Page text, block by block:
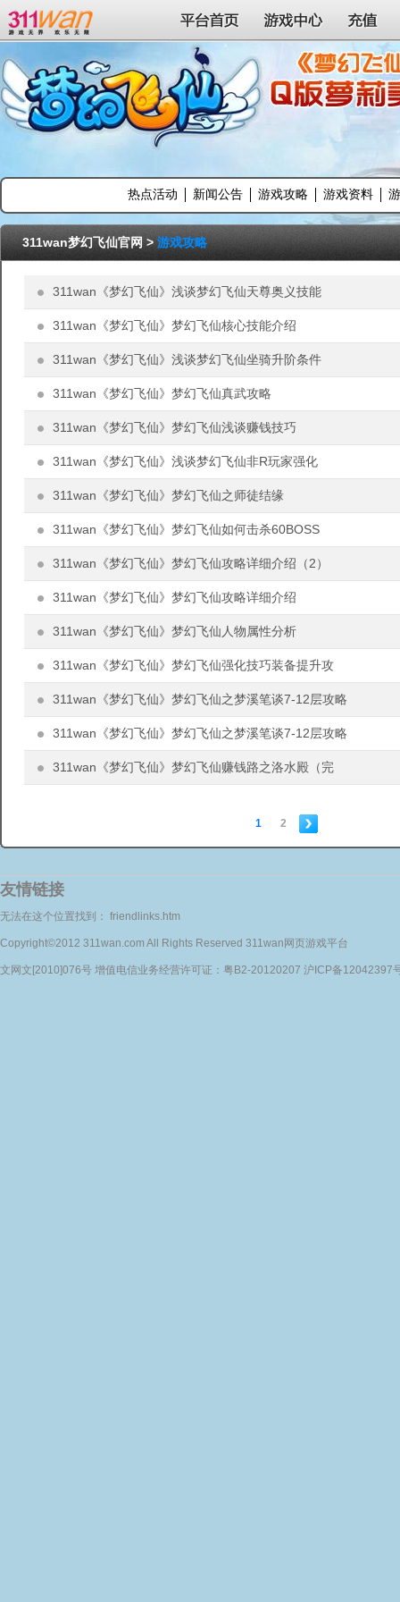
311wan平台 平台首页 游戏中心 充值
热点活动 新闻公告 游戏攻略 游戏资料
311wan梦幻飞仙官网>游戏攻略
311wan《梦幻飞仙》浅谈梦幻飞仙天尊奥义技能
311wan《梦幻飞仙》梦幻飞仙核心技能介绍
311wan《梦幻飞仙》浅谈梦幻飞仙坐骑升阶条件
311wan《梦幻飞仙》梦幻飞仙真武攻略
311wan《梦幻飞仙》梦幻飞仙浅谈赚钱技巧
311wan《梦幻飞仙》浅谈梦幻飞仙非R玩家强化
311wan《梦幻飞仙》梦幻飞仙之师徒结缘
311wan《梦幻飞仙》梦幻飞仙如何击杀60BOSS
311wan《梦幻飞仙》梦幻飞仙攻略详细介绍（2）
311wan《梦幻飞仙》梦幻飞仙攻略详细介绍
311wan《梦幻飞仙》梦幻飞仙人物属性分析
311wan《梦幻飞仙》梦幻飞仙强化技巧装备提升攻
311wan《梦幻飞仙》梦幻飞仙之梦溪笔谈7-12层攻略
311wan《梦幻飞仙》梦幻飞仙之梦溪笔谈7-12层攻略
311wan《梦幻飞仙》梦幻飞仙赚钱路之洛水殿（完
1 2
友情链接
无法在这个位置找到： friendlinks.htm
Copyright©2012 311wan.com All Rights Reserved 311wan网页游戏平台
文网文[2010]076号 增值电信业务经营许可证：粤B2-20120207 沪ICP备12042397